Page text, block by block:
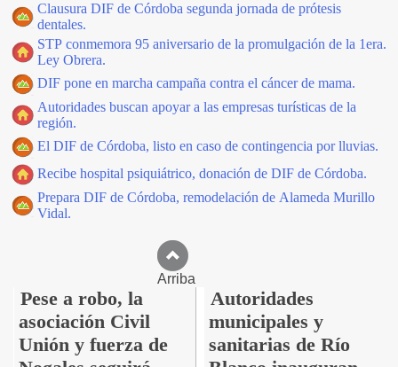
Clausura DIF de Córdoba segunda jornada de prótesis
dentales.
STP conmemora 95 aniversario de la promulgación de la 1era.
Ley Obrera.
DIF pone en marcha campaña contra el cáncer de mama.
Autoridades buscan apoyar a las empresas turísticas de la
región.
El DIF de Córdoba, listo en caso de contingencia por lluvias.
Recibe hospital psiquiátrico, donación de DIF de Córdoba.
Prepara DIF de Córdoba, remodelación de Alameda Murillo
Vidal.
Arriba
Pese a robo, la
asociación Civil
Unión y fuerza de
Autoridades
municipales y
sanitarias de Río